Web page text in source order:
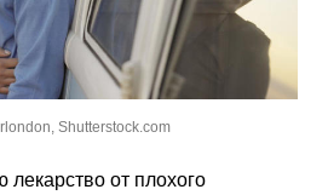
Shutterstock.com
лекарство от плохого